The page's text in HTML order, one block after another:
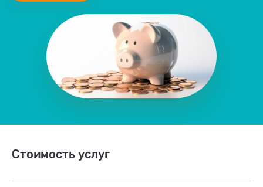
Стоимость услуг